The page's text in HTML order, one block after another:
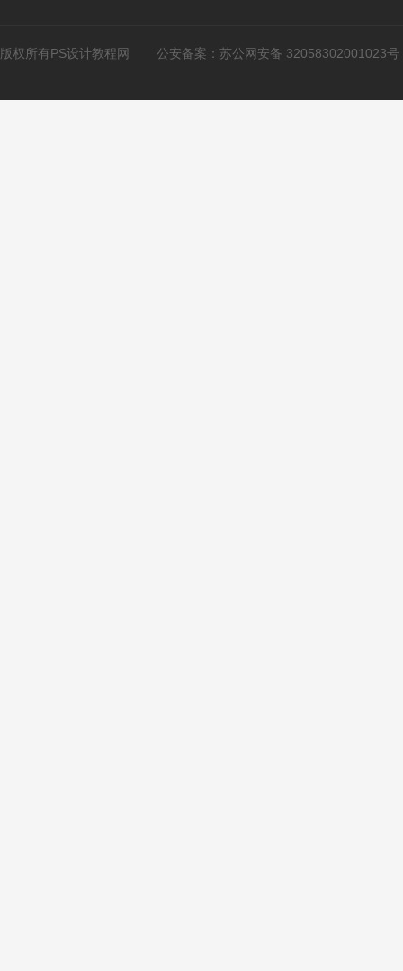
版权所有PS设计教程网 公安备案： 苏公网安备 32058302001023号